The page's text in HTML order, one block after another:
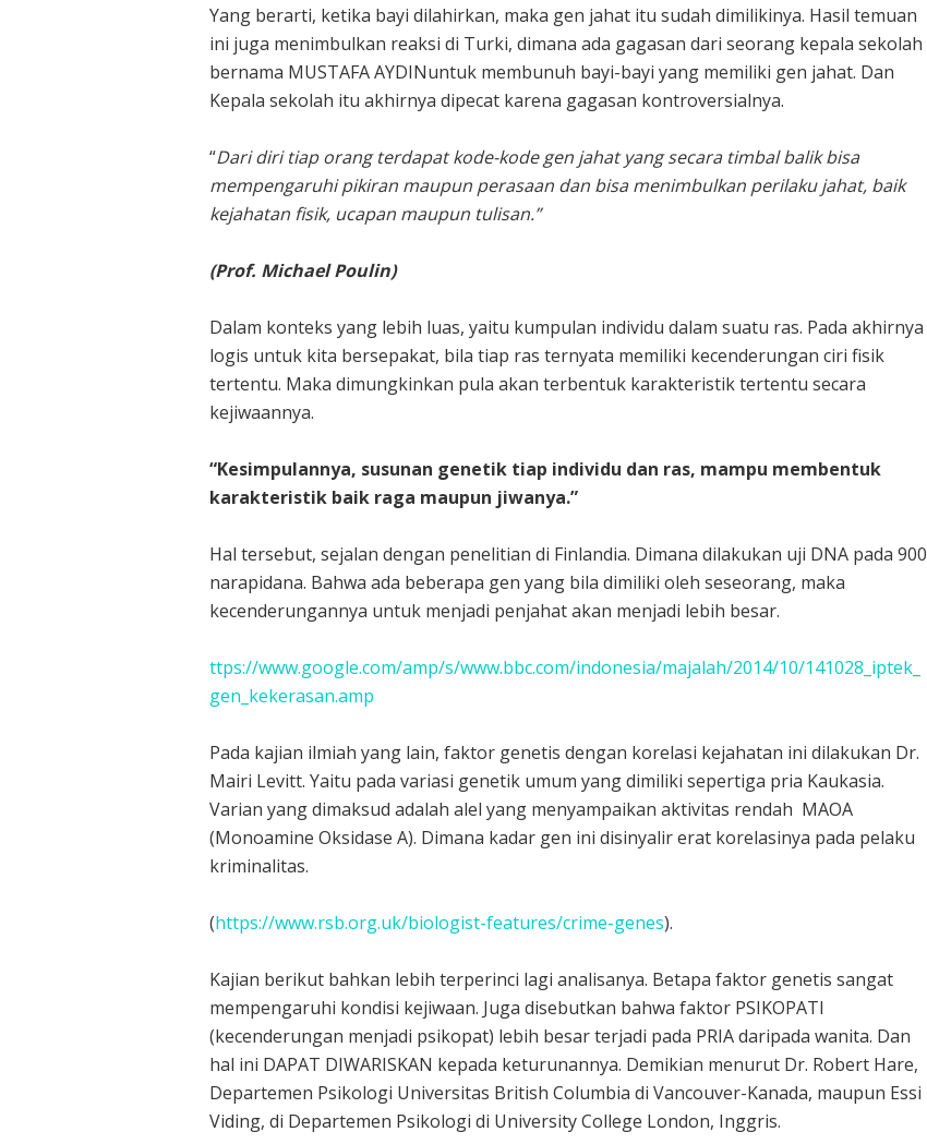
Yang berarti, ketika bayi dilahirkan, maka gen jahat itu sudah dimilikinya. Hasil temuan
ini juga menimbulkan reaksi di Turki, dimana ada gagasan dari seorang kepala sekolah
bernama MUSTAFA AYDINuntuk membunuh bayi-bayi yang memiliki gen jahat. Dan
Kepala sekolah itu akhirnya dipecat karena gagasan kontroversialnya.
“Dari diri tiap orang terdapat kode-kode gen jahat yang secara timbal balik bisa
mempengaruhi pikiran maupun perasaan dan bisa menimbulkan perilaku jahat, baik
kejahatan fisik, ucapan maupun tulisan.”
(Prof. Michael Poulin)
Dalam konteks yang lebih luas, yaitu kumpulan individu dalam suatu ras. Pada akhirnya
logis untuk kita bersepakat, bila tiap ras ternyata memiliki kecenderungan ciri fisik
tertentu. Maka dimungkinkan pula akan terbentuk karakteristik tertentu secara
kejiwaannya.
“Kesimpulannya, susunan genetik tiap individu dan ras, mampu membentuk
karakteristik baik raga maupun jiwanya.”
Hal tersebut, sejalan dengan penelitian di Finlandia. Dimana dilakukan uji DNA pada 900
narapidana. Bahwa ada beberapa gen yang bila dimiliki oleh seseorang, maka
kecenderungannya untuk menjadi penjahat akan menjadi lebih besar.
ttps://www.google.com/amp/s/www.bbc.com/indonesia/majalah/2014/10/141028_iptek_
gen_kekerasan.amp
Pada kajian ilmiah yang lain, faktor genetis dengan korelasi kejahatan ini dilakukan Dr.
Mairi Levitt. Yaitu pada variasi genetik umum yang dimiliki sepertiga pria Kaukasia.
Varian yang dimaksud adalah alel yang menyampaikan aktivitas rendah MAOA
(Monoamine Oksidase A). Dimana kadar gen ini disinyalir erat korelasinya pada pelaku
kriminalitas.
(https://www.rsb.org.uk/biologist-features/crime-genes).
Kajian berikut bahkan lebih terperinci lagi analisanya. Betapa faktor genetis sangat
mempengaruhi kondisi kejiwaan. Juga disebutkan bahwa faktor PSIKOPATI
(kecenderungan menjadi psikopat) lebih besar terjadi pada PRIA daripada wanita. Dan
hal ini DAPAT DIWARISKAN kepada keturunannya. Demikian menurut Dr. Robert Hare,
Departemen Psikologi Universitas British Columbia di Vancouver-Kanada, maupun Essi
Viding, di Departemen Psikologi di University College London, Inggris.